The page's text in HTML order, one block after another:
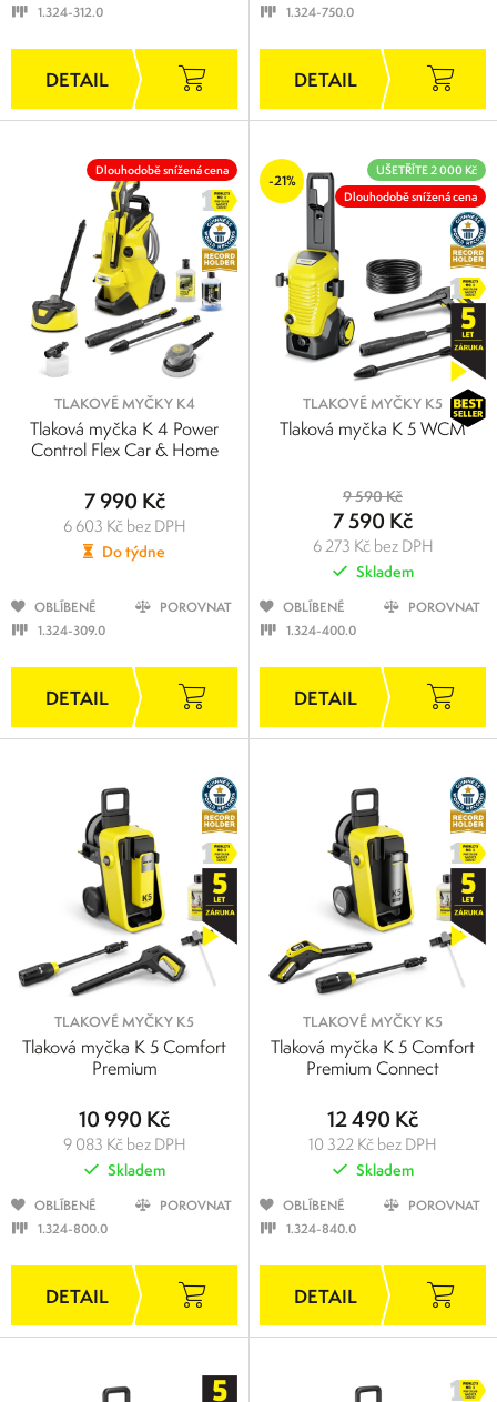
1.324-312.0
1.324-750.0
Dlouhodobě snížená cena
TLAKOVÉ MYČKY K4
Tlaková myčka K 4 Power
Control Flex Car & Home
7 990 Kč
6 603 Kč bez DPH
Do týdne
OBLÍBENÉ
POROVNAT
1.324-309.0
-21%
UŠETŘÍTE 2 000 Kč
Dlouhodobě snížená cena
TLAKOVÉ MYČKY K5
Tlaková myčka K 5 WCM
9 590 Kč
7 590 Kč
6 273 Kč bez DPH
Skladem
OBLÍBENÉ
POROVNAT
1.324-400.0
TLAKOVÉ MYČKY K5
Tlaková myčka K 5 Comfort
Premium
10 990 Kč
9 083 Kč bez DPH
Skladem
OBLÍBENÉ
POROVNAT
1.324-800.0
TLAKOVÉ MYČKY K5
Tlaková myčka K 5 Comfort
Premium Connect
12 490 Kč
10 322 Kč bez DPH
Skladem
OBLÍBENÉ
POROVNAT
1.324-840.0